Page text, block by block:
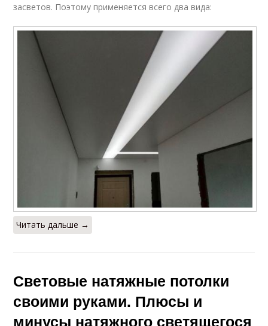
засветов. Поэтому применяется всего два вида:
Читать дальше →
Световые натяжные потолки
своими руками. Плюсы и
минусы натяжного светящегося